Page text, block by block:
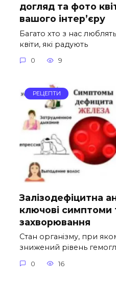
догляд та фото
вашого інтер’єру
Багато хто з нас
квіти, які радують
0 9
РЕЦЕПТИ
Залізодефіцитна
ключові симптоми
захворювання
Стан організму, при
знижений рівень
0 16